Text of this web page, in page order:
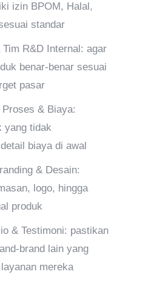
izin BPOM, Halal,
standar
Tim R&D Internal: agar
benar-benar sesuai
pasar
& Biaya:
yang tidak
biaya di awal
& Desain:
logo, hingga
produk
& Testimoni: pastikan
brand lain yang
mereka